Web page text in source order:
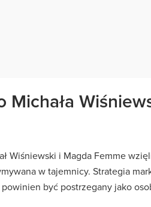
Michała
Wiśniewski i Magda Femme
w tajemnicy. Strategia
być postrzegany jako